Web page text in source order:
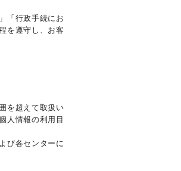
「行政手続にお
を遵守し、お客
を超えて取扱い
人情報の利用目
び各センターに